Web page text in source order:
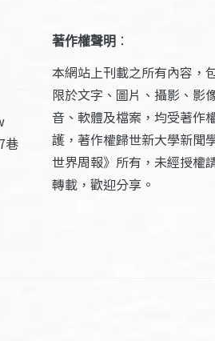
巷
著作權聲明 ：
本網站上刊載之所有內容，
限於文字、圖片、攝影、影
音、軟體及檔案，均受著作
護，著作權歸世新大學新聞
世界周報》所有，未經授權
轉載，歡迎分享。